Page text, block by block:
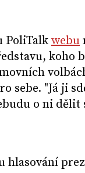
PoliTalk webu
koho
sebe. "Já ji
o ni dělit
hlasování